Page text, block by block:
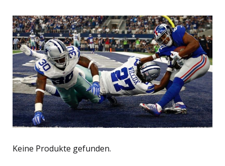
Keine Produkte gefunden.